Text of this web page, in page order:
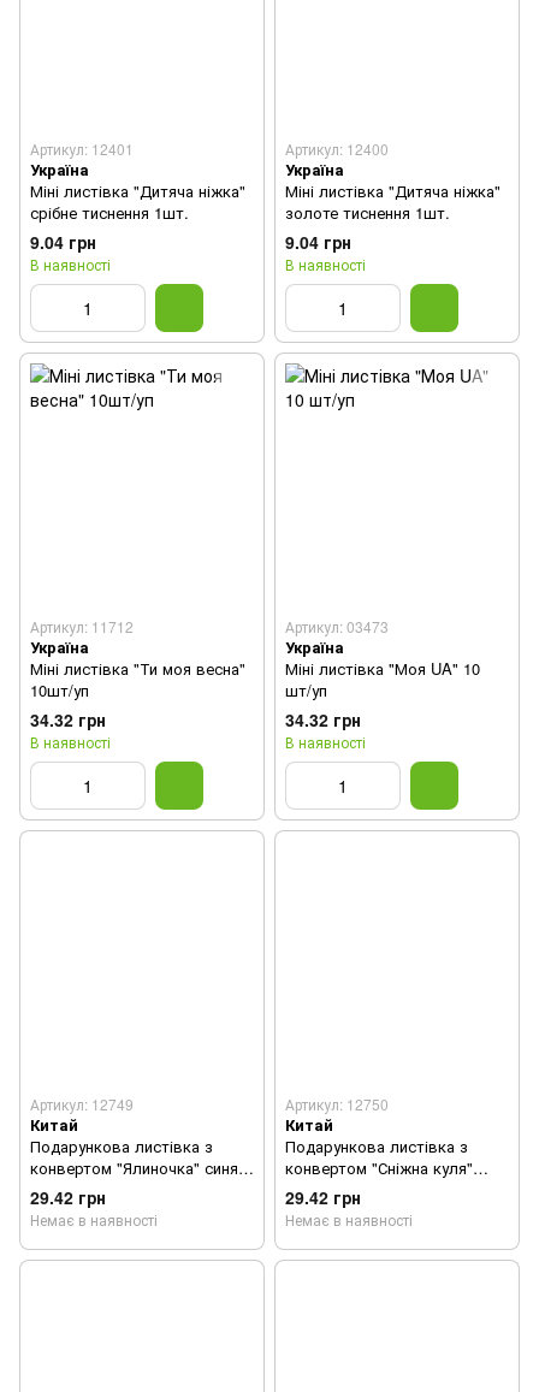
Артикул: 12401
Україна
Міні листівка "Дитяча ніжка"
срібне тиснення 1шт.
9.04 грн
В наявності
Артикул: 12400
Україна
Міні листівка "Дитяча ніжка"
золоте тиснення 1шт.
9.04 грн
В наявності
Артикул: 11712
Україна
Міні листівка "Ти моя весна"
10шт/уп
34.32 грн
В наявності
Артикул: 03473
Україна
Міні листівка "Моя UA" 10
шт/уп
34.32 грн
В наявності
Артикул: 12749
Китай
Подарункова листівка з
конвертом "Ялиночка" синя з
3D аплікацією та глітером 1
шт.
29.42 грн
Немає в наявності
Артикул: 12750
Китай
Подарункова листівка з
конвертом "Сніжна куля"
зелена з 3D аплікацією та
глітером 1 шт.
29.42 грн
Немає в наявності